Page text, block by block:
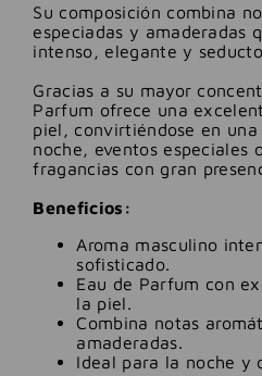
Su composición combina
especiadas y amaderadas
intenso, elegante y
Gracias a su mayor
Parfum ofrece una
piel, convirtiéndose en
noche, eventos especiales
fragancias con gran
Beneficios:
Aroma masculino
sofisticado.
Eau de Parfum con
la piel.
Combina notas
amaderadas.
Ideal para la noche y